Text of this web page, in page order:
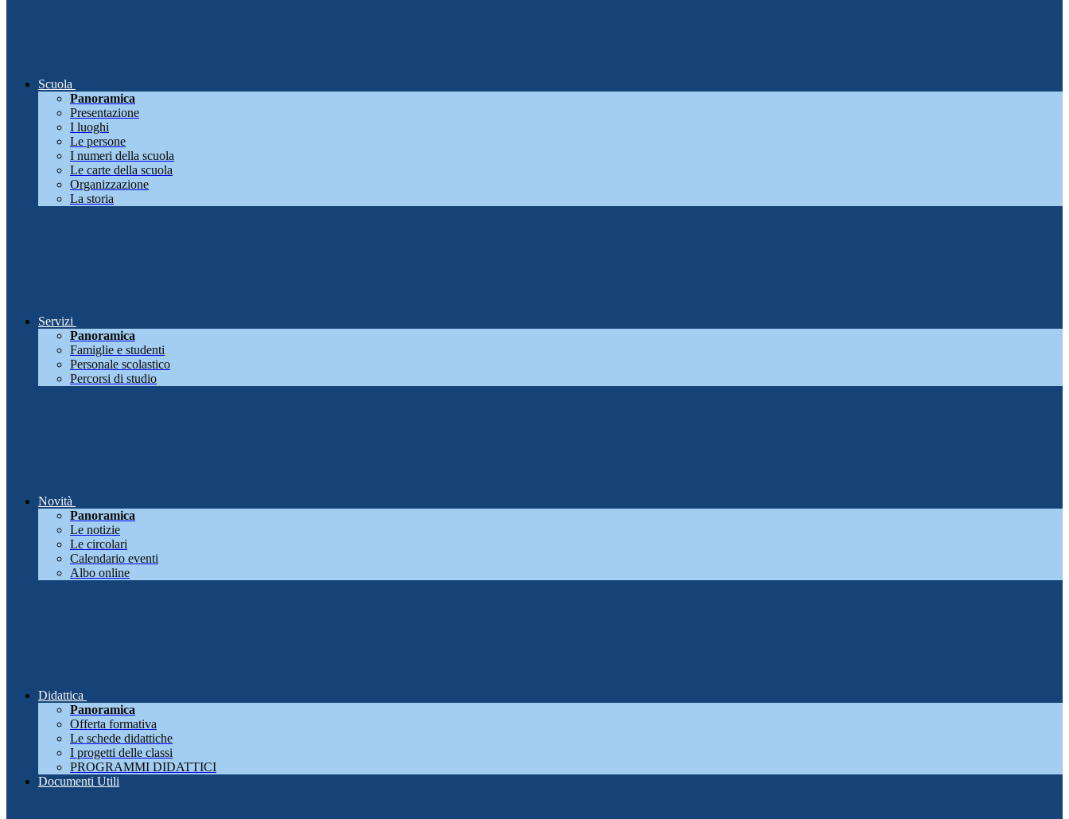
Scuola
Panoramica
Presentazione
I luoghi
Le persone
I numeri della scuola
Le carte della scuola
Organizzazione
La storia
Servizi
Panoramica
Famiglie e studenti
Personale scolastico
Percorsi di studio
Novità
Panoramica
Le notizie
Le circolari
Calendario eventi
Albo online
Didattica
Panoramica
Offerta formativa
Le schede didattiche
I progetti delle classi
PROGRAMMI DIDATTICI
Documenti Utili